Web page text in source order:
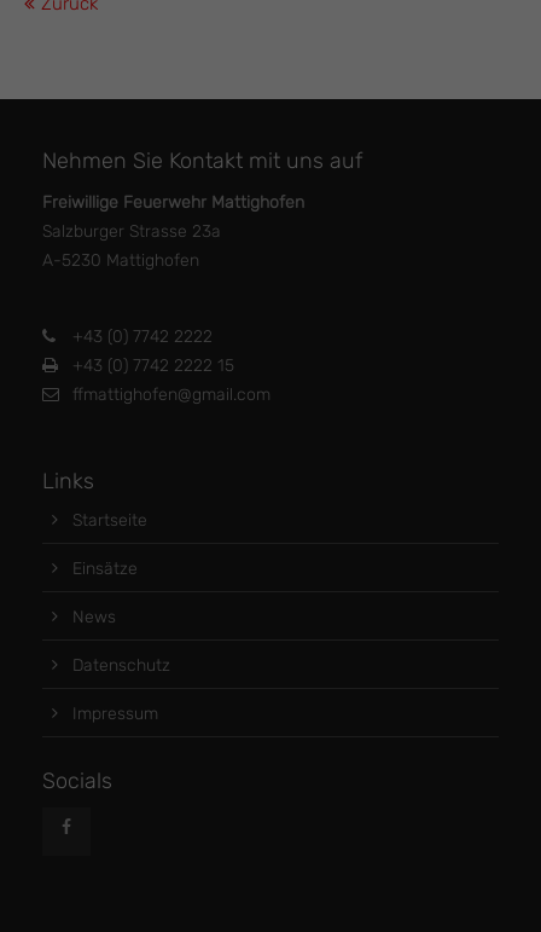
Nehmen Sie Kontakt mit uns auf
Freiwillige Feuerwehr Mattighofen
Salzburger Strasse 23a
A-5230 Mattighofen
+43 (0) 7742 2222
+43 (0) 7742 2222 15
ffmattighofen@gmail.com
Links
Startseite
Einsätze
News
Datenschutz
Impressum
Socials